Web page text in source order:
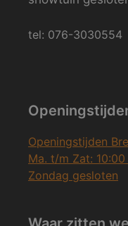
tel: 076-3030554
Openingstijden
Ma. t/m Zat:
Zondag gesloten